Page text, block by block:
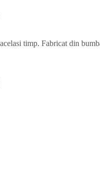
timp. Fabricat din